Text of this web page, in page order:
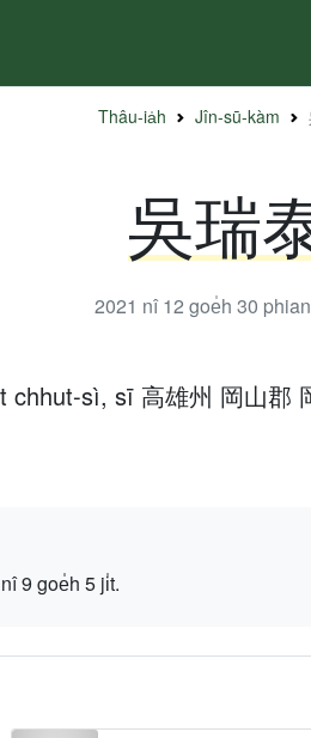
Thâu-ia̍h Jîn-sū-kàm
吳瑞
2021 nî 12 goe̍h 30
chhut-sì, sī 高雄州 岡山郡
9 goe̍h 5 ji̍t.